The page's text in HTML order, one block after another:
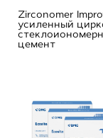
Zirconomer
усиленный
цемент